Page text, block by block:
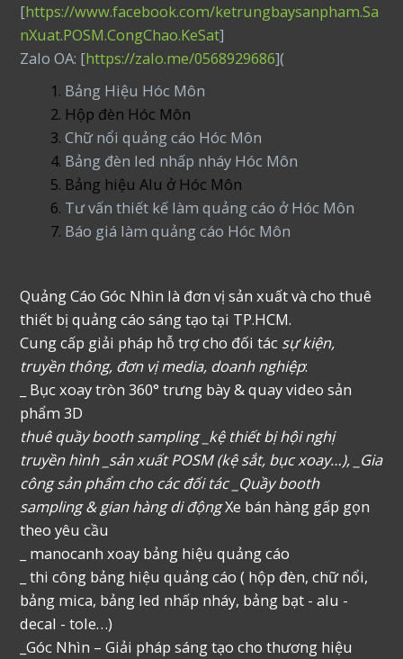
[https://www.facebook.com/ketrungbaysanpham.Sa
nXuat.POSM.CongChao.KeSat]
Zalo OA: [https://zalo.me/0568929686](
Bảng Hiệu Hóc Môn
Hộp đèn Hóc Môn
Chữ nổi quảng cáo Hóc Môn
Bảng đèn led nhấp nháy Hóc Môn
Bảng hiệu Alu ở Hóc Môn
Tư vấn thiết kế làm quảng cáo ở Hóc Môn
Báo giá làm quảng cáo Hóc Môn
Quảng Cáo Góc Nhìn là đơn vị sản xuất và cho thuê
thiết bị quảng cáo sáng tạo tại TP.HCM.
Cung cấp giải pháp hỗ trợ cho đối tác sự kiện,
truyền thông, đơn vị media, doanh nghiệp:
_ Bục xoay tròn 360° trưng bày & quay video sản
phẩm 3D
thuê quầy booth sampling _kệ thiết bị hội nghị
truyền hình _sản xuất POSM (kệ sắt, bục xoay…), _Gia
công sản phẩm cho các đối tác _Quầy booth
sampling & gian hàng di độngXe bán hàng gấp gọn
theo yêu cầu
_ manocanh xoay bảng hiệu quảng cáo
_ thi công bảng hiệu quảng cáo ( hộp đèn, chữ nổi,
bảng mica, bảng led nhấp nháy, bảng bạt - alu -
decal - tole…)
_Góc Nhìn – Giải pháp sáng tạo cho thương hiệu